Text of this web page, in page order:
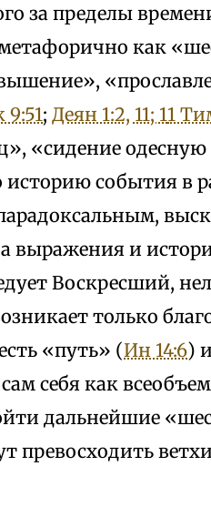
за пределы
как
9:51; Деян 1:2, 11; 11
«сидение одесную
историю события в
выражения и
Воскресший,
только
«путь» (Ин 14:6)
себя как
дальнейшие
превосходить